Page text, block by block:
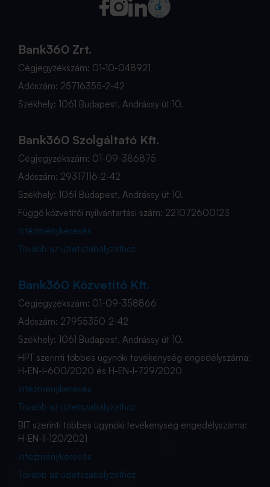
Bank360 Zrt.
Cégjegyzékszám: 01-10-048921
Adószám: 25716355-2-42
Székhely: 1061 Budapest, Andrássy út 10.
Bank360 Szolgáltató Kft.
Cégjegyzékszám: 01-09-386875
Adószám: 29317116-2-42
Székhely: 1061 Budapest, Andrássy út 10.
Függő közvetítői nyilvántartási szám: 221072600123
Intézménykeresés
Tovább az üzletszabályzathoz
Bank360 Közvetítő Kft.
Cégjegyzékszám: 01-09-358866
Adószám: 27955350-2-42
Székhely: 1061 Budapest, Andrássy út 10.
HPT szerinti többes ügynöki tevékenység engedélyszáma:
H-EN-I-600/2020 és H-EN-I-729/2020
Intézménykeresés
Tovább az üzletszabályzathoz
BIT szerinti többes ügynöki tevékenység engedélyszáma:
H-EN-II-120/2021
Intézménykeresés
Tovább az üzletszabályzathoz